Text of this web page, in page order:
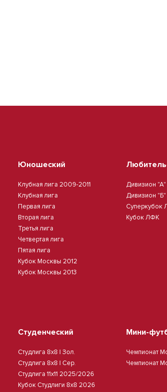
Юношеский
Клубная лига 2009-2011
Клубная лига
Первая лига
Вторая лига
Третья лига
Четвертая лига
Пятая лига
Кубок Москвы 2012
Кубок Москвы 2013
Дивизион "А"
Дивизион "Б"
Суперкубок
Кубок ЛФК
Студенческий
Студлига 8х8 | Зол.
Студлига 8х8 | Сер.
Студлига 11х11 2025/2026
Кубок Студлиги 8х8 2026
Мини-
Чемпионат
Чемпионат